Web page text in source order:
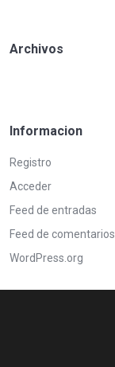
Archivos
Informacion
Registro
Acceder
Feed de entradas
Feed de comentarios
WordPress.org